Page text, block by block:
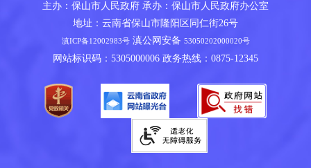
主办：保山市人民政府 承办：保山市人民政府办公室
地址：云南省保山市隆阳区同仁街26号
滇ICP备12002983号滇公网安备 53050202000020号
网站标识码：5305000006 政务热线：0875-12345